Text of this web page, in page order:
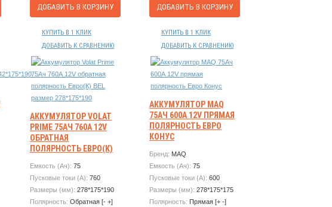
ДОБАВИТЬ В КОРЗИНУ
КУПИТЬ В 1 КЛИК
ДОБАВИТЬ К СРАВНЕНИЮ
ДОБАВИТЬ В КОРЗИНУ
КУПИТЬ В 1 КЛИК
ДОБАВИТЬ К СРАВНЕНИЮ
242*175*190
АККУМУЛЯТОР VOLAT
PRIME 75АЧ 760А 12V
ОБРАТНАЯ
ПОЛЯРНОСТЬ ЕВРО(К)
278*175*190
Емкость (Ач): 75
Пусковые токи (А): 760
Размеры (мм): 278*175*190
Полярность: Обратная [- +]
АККУМУЛЯТОР MAQ
75АЧ 600А 12V ПРЯМАЯ
ПОЛЯРНОСТЬ ЕВРО
КОНУС
Бренд: MAQ
Емкость (Ач): 75
Пусковые токи (А): 600
Размеры (мм): 278*175*175
Полярность: Прямая [+ -]